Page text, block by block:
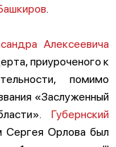
Алексеевича
приуроченого к
помимо
«Заслуженный
Губернский
Сергея Орлова был